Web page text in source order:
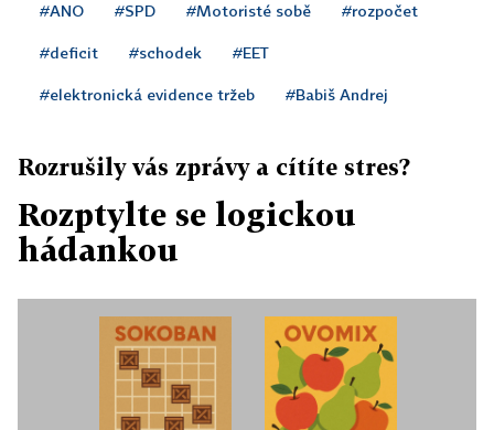
#ANO #SPD #Motoristé sobě #rozpočet
#deficit #schodek #EET
#elektronická evidence tržeb #Babiš Andrej
Rozrušily vás zprávy a cítíte stres?
Rozptylte se logickou
hádankou